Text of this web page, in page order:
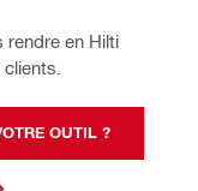
en Hilti
OUTIL ?